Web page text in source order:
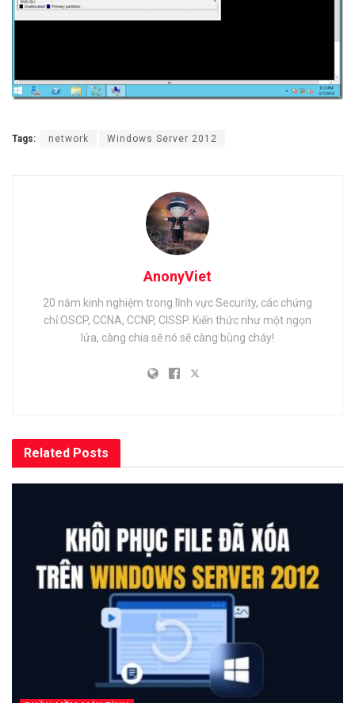
Tags: network Windows Server 2012
AnonyViet
20 năm kinh nghiệm trong lĩnh vực Security, các chứng
chỉ:OSCP, CCNA, CCNP, CISSP. Kiến thức như một ngọn
lửa, càng chia sẽ nó sẽ càng bùng cháy!
Related Posts